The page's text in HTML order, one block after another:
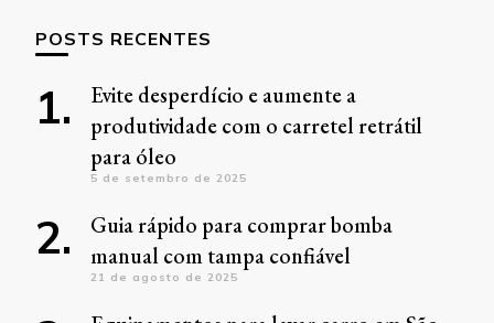
POSTS RECENTES
Evite desperdício e aumente a
produtividade com o carretel retrátil
para óleo
5 de setembro de 2025
Guia rápido para comprar bomba
manual com tampa confiável
21 de agosto de 2025